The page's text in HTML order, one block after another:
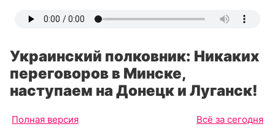
Украинский полковник: Никаких
переговоров в Минске,
наступаем на Донецк и Луганск!
Полная версия Всё за сегодня